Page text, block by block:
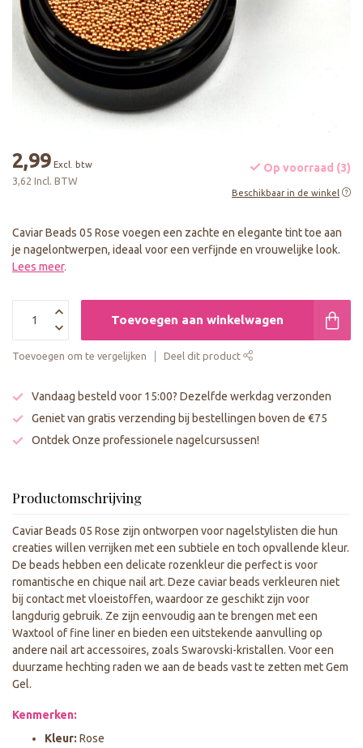
2,99 Excl. btw
3,62 Incl. BTW
Op voorraad (3)
Beschikbaar in de winkel
Caviar Beads 05 Rose voegen een zachte en elegante tint toe aan
je nagelontwerpen, ideaal voor een verfijnde en vrouwelijke look.
Lees meer.
Toevoegen aan winkelwagen
Toevoegen om te vergelijken Deel dit product
Vandaag besteld voor 15:00? Dezelfde werkdag verzonden
Geniet van gratis verzending bij bestellingen boven de €75
Ontdek Onze professionele nagelcursussen!
Productomschrijving
Caviar Beads 05 Rose zijn ontworpen voor nagelstylisten die hun
creaties willen verrijken met een subtiele en toch opvallende kleur.
De beads hebben een delicate rozenkleur die perfect is voor
romantische en chique nail art. Deze caviar beads verkleuren niet
bij contact met vloeistoffen, waardoor ze geschikt zijn voor
langdurig gebruik. Ze zijn eenvoudig aan te brengen met een
Waxtool of fine liner en bieden een uitstekende aanvulling op
andere nail art accessoires, zoals Swarovski-kristallen. Voor een
duurzame hechting raden we aan de beads vast te zetten met Gem
Gel.
Kenmerken:
Kleur: Rose